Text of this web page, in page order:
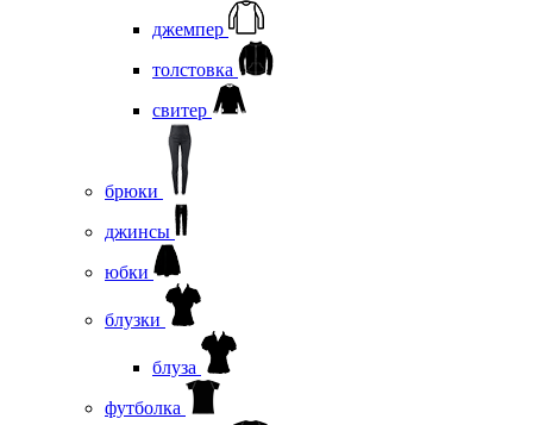
джемпер
толстовка
свитер
брюки
джинсы
юбки
блузки
блуза
футболка